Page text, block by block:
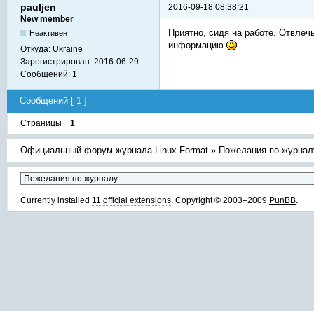
pauljen
2016-09-18 08:38:21
New member
Неактивен
Откуда: Ukraine
Зарегистрирован: 2016-06-29
Сообщений: 1
Приятно, сидя на работе.
информацию
Сообщений [ 1 ]
Страницы 1
Официальный форум журнала Linux Format » Пожелания по
Currently installed 11 official extensions . Copyright © 2003–2009 PunBB